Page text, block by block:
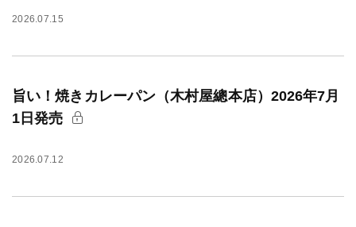
2026.07.15
旨い！焼きカレーパン（木村屋總本店）2026年7月
1日発売
2026.07.12